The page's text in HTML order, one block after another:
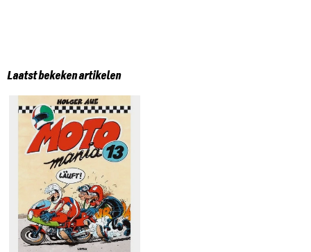
Laatst bekeken artikelen